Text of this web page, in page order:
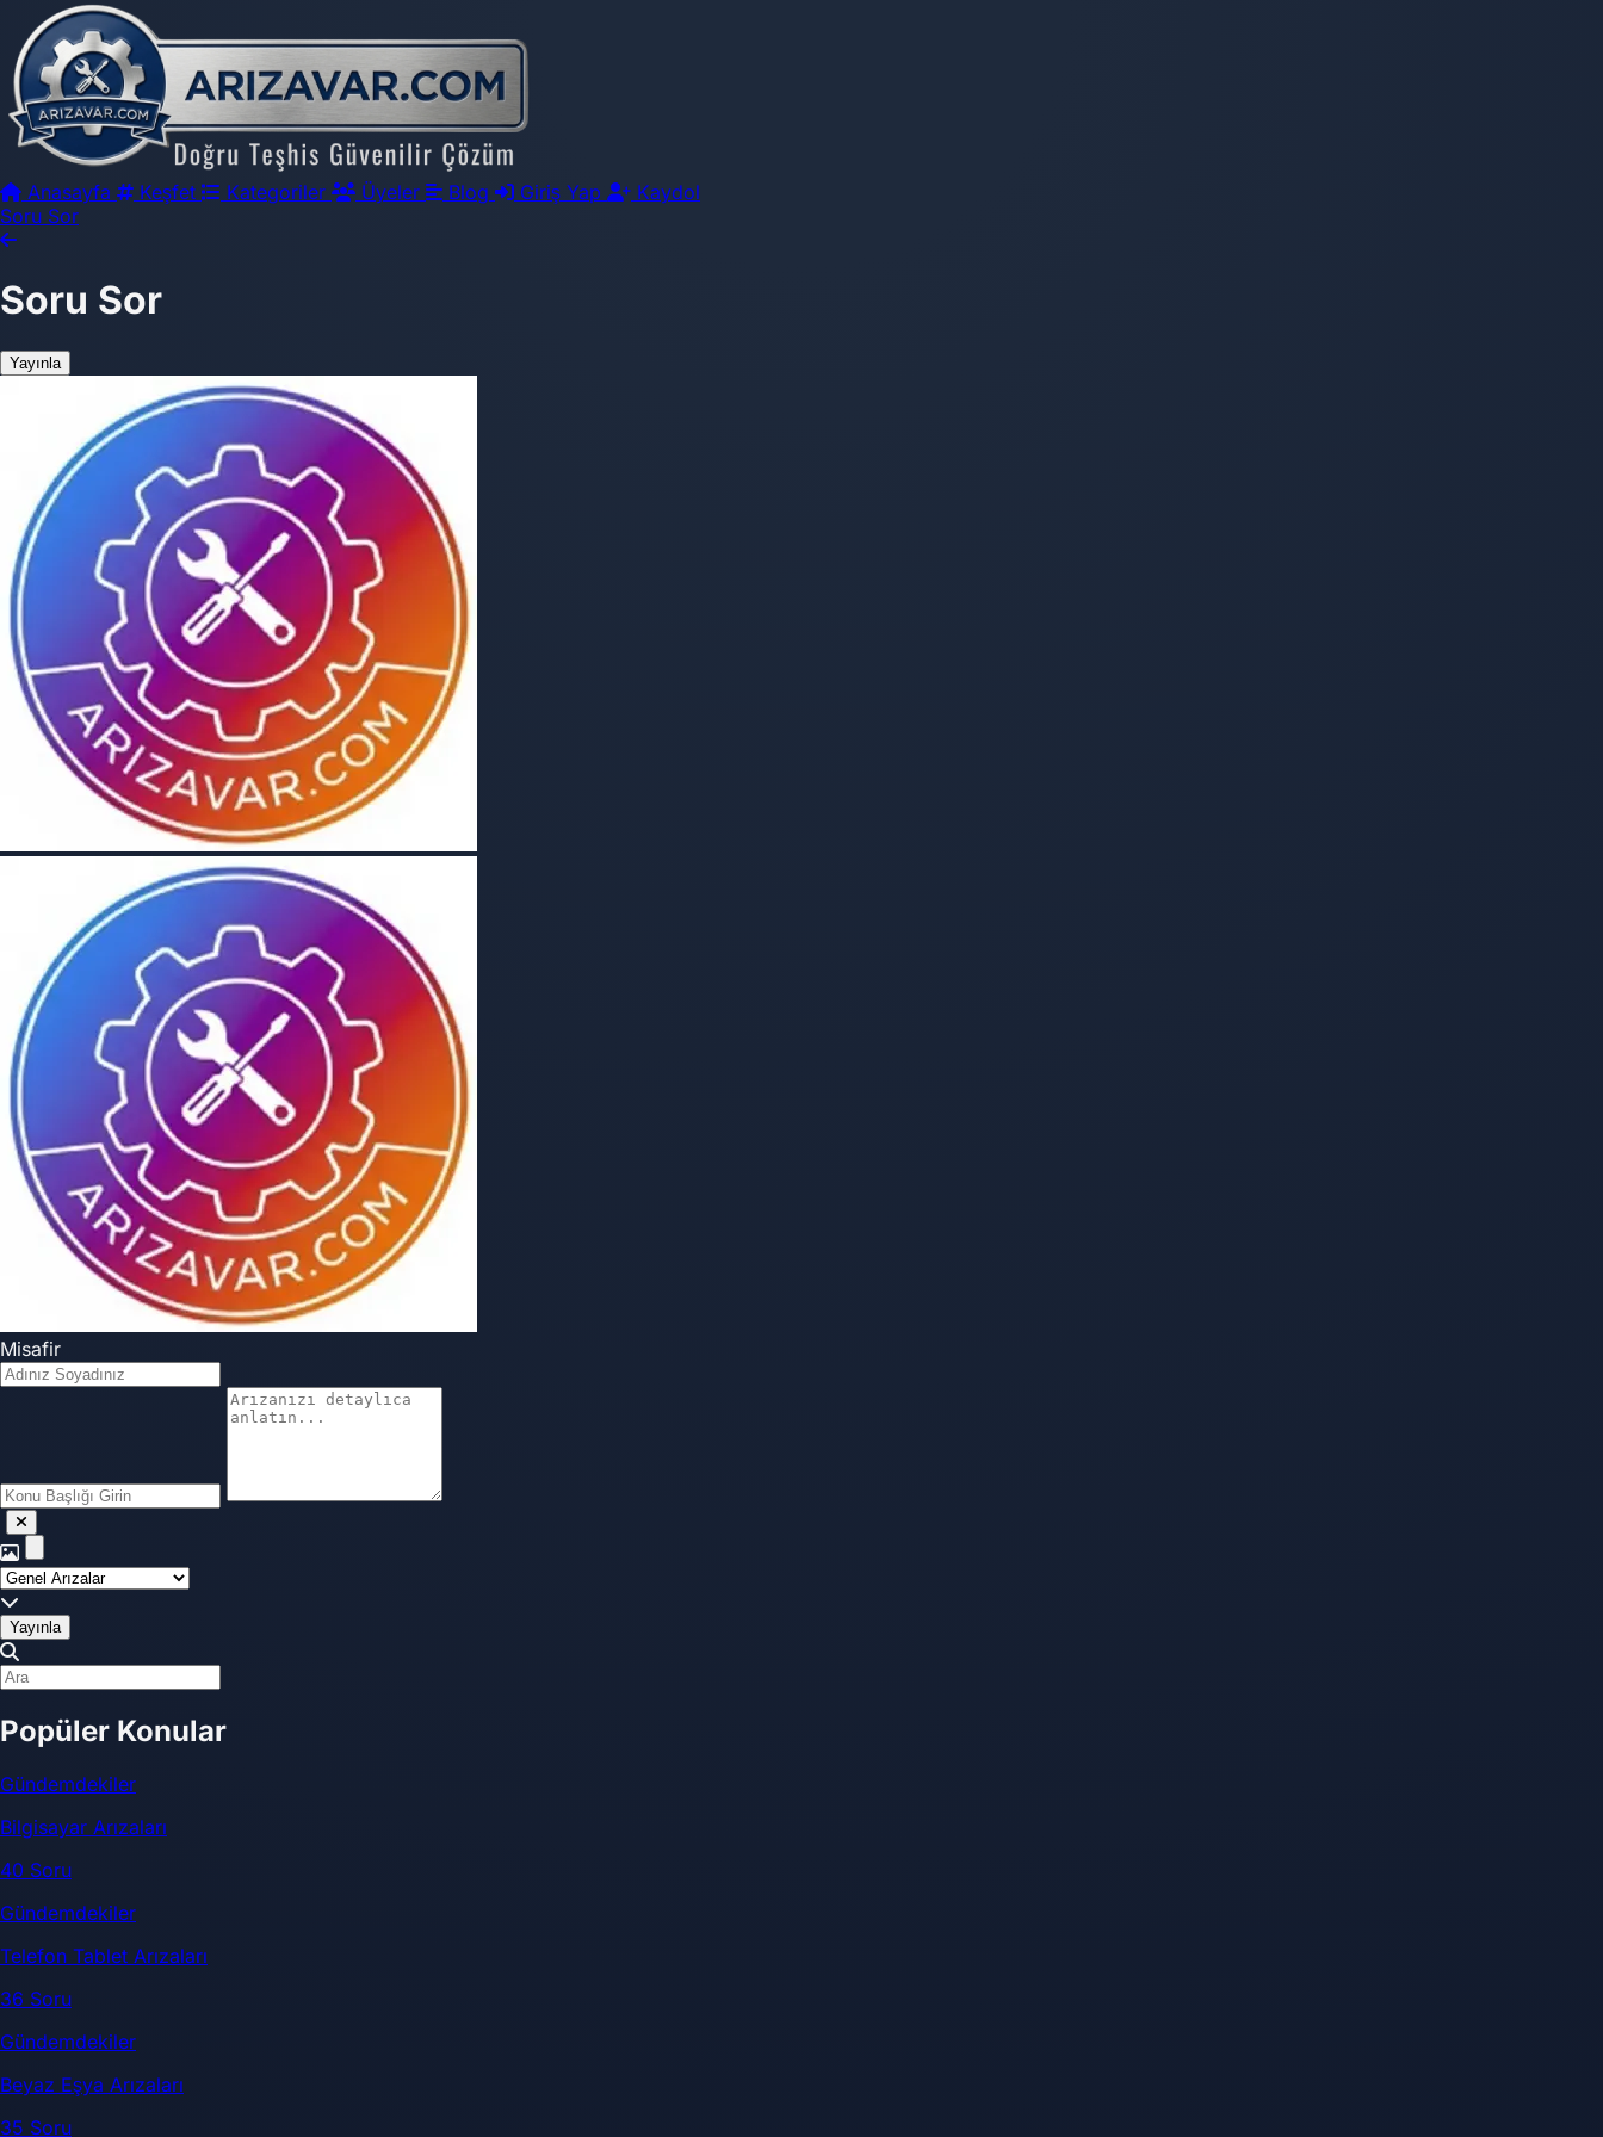
Anasayfa Keşfet Kategoriler Üyeler Blog Giriş Yap
Kaydol
Soru Sor
Soru Sor
Yayınla
Misafir
Yayınla
Popüler Konular
Gündemdekiler
Bilgisayar Arızaları
40 Soru
Gündemdekiler
Telefon Tablet Arızaları
36 Soru
Gündemdekiler
Beyaz Eşya Arızaları
35 Soru